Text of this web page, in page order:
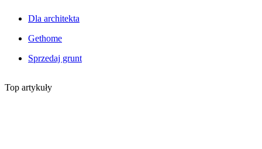
Dla architekta
Gethome
Sprzedaj grunt
Top artykuły